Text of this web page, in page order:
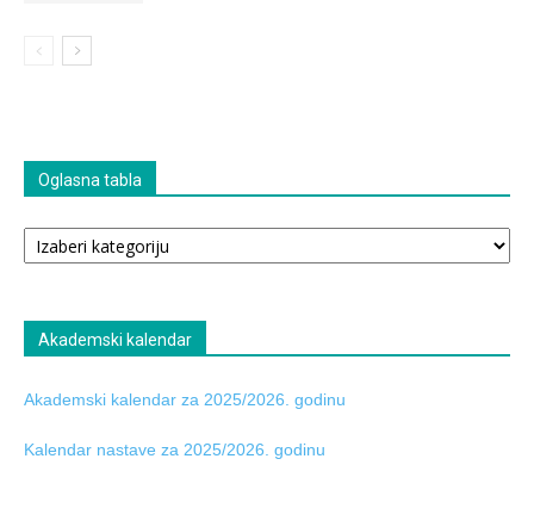
Oglasna tabla
Oglasna
tabla
Akademski kalendar
Akademski kalendar za 2025/2026. godinu
Kalendar nastave za 2025/2026. godinu